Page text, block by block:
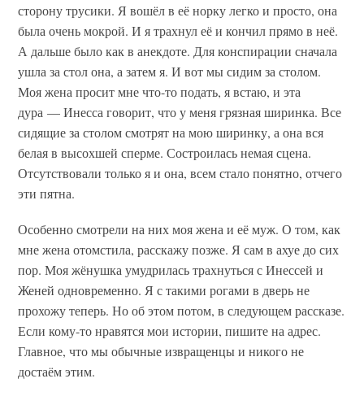
сторону трусики. Я вошёл в её норку легко и просто, она
была очень мокрой. И я трахнул её и кончил прямо в неё.
А дальше было как в анекдоте. Для конспирации сначала
ушла за стол она, а затем я. И вот мы сидим за столом.
Моя жена просит мне что-то подать, я встаю, и эта
дура — Инесса говорит, что у меня грязная ширинка. Все
сидящие за столом смотрят на мою ширинку, а она вся
белая в высохшей сперме. Состроилась немая сцена.
Отсутствовали только я и она, всем стало понятно, отчего
эти пятна.
Особенно смотрели на них моя жена и её муж. О том, как
мне жена отомстила, расскажу позже. Я сам в ахуе до сих
пор. Моя жёнушка умудрилась трахнуться с Инессей и
Женей одновременно. Я с такими рогами в дверь не
прохожу теперь. Но об этом потом, в следующем рассказе.
Если кому-то нравятся мои истории, пишите на адрес.
Главное, что мы обычные извращенцы и никого не
достаём этим.